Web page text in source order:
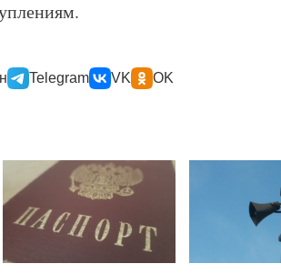
Telegram VK OK